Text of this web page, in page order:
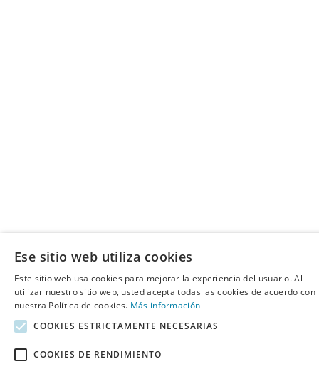
Ese sitio web utiliza cookies
Este sitio web usa cookies para mejorar la experiencia del usuario. Al
utilizar nuestro sitio web, usted acepta todas las cookies de acuerdo con
nuestra Política de cookies. Más información
COOKIES ESTRICTAMENTE NECESARIAS
COOKIES DE RENDIMIENTO